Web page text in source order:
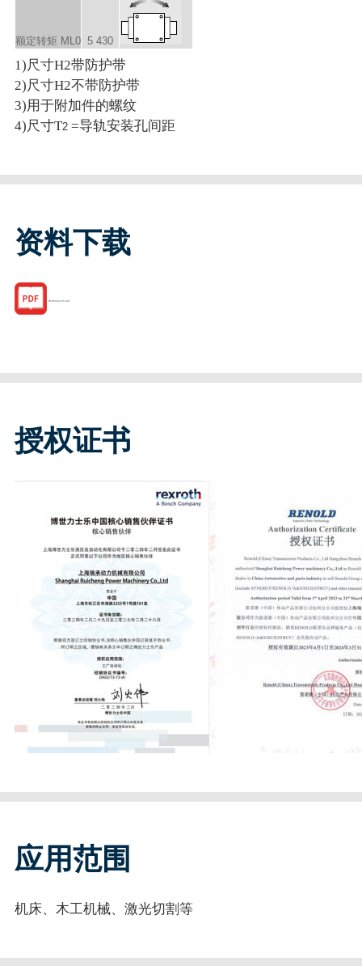
额定转矩 M L0 5 430
1)尺寸H2带防护带
2)尺寸H2不带防护带
3)用于附加件的螺纹
4)尺寸T2 =导轨安装孔间距
资料下载
R185342116.pdf
授权证书
应用范围
机床、木工机械、激光切割等